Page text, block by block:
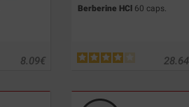
€
8.09
Berberine HCl 60 caps.
28.64